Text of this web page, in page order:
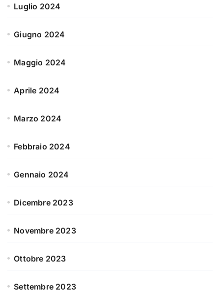
Luglio 2024
Giugno 2024
Maggio 2024
Aprile 2024
Marzo 2024
Febbraio 2024
Gennaio 2024
Dicembre 2023
Novembre 2023
Ottobre 2023
Settembre 2023